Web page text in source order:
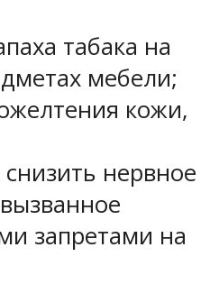
табака на
мебели;
кожи,
нервное
запретами на